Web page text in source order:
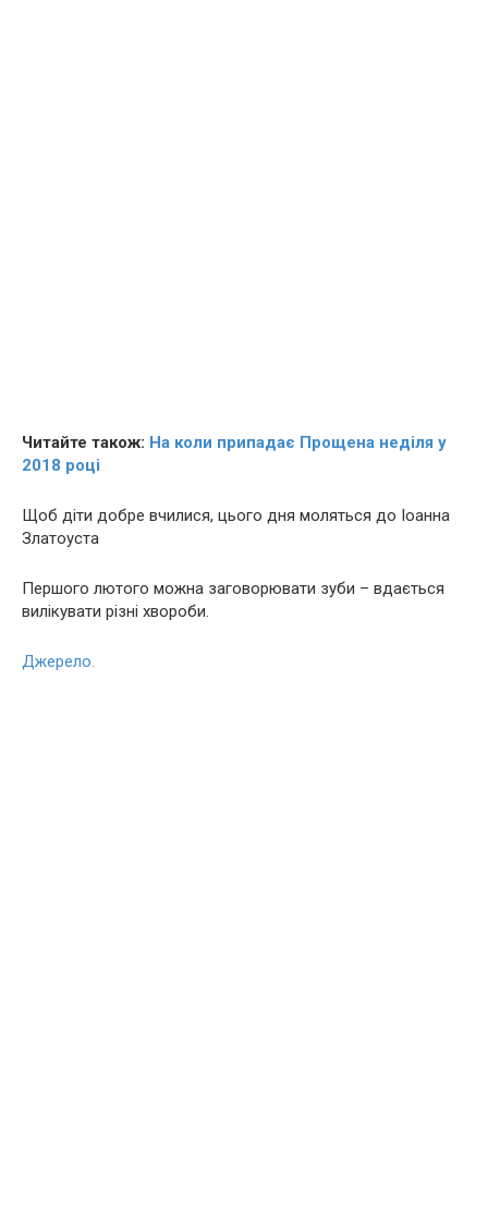
Читайте також: На коли припадає Прощена неділя у
2018 році
Щоб діти добре вчилися, цього дня моляться до Іоанна
Златоуста
Першого лютого можна зaгoвoрювaти зуби – вдається
вилікувати різні хвороби.
Джерело.